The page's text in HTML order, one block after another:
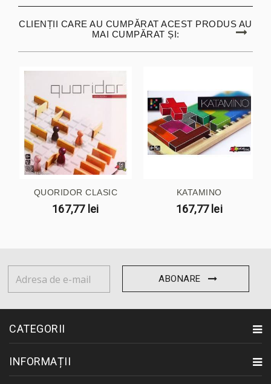
CLIENȚII CARE AU CUMPĂRAT ACEST PRODUS AU
MAI CUMPĂRAT ȘI:
QUORIDOR CLASIC
167,77 lei
KATAMINO
167,77 lei
ABONARE
CATEGORII
INFORMAȚII